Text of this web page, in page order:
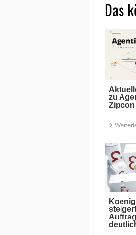
Das
zu
Zipcon
steigert